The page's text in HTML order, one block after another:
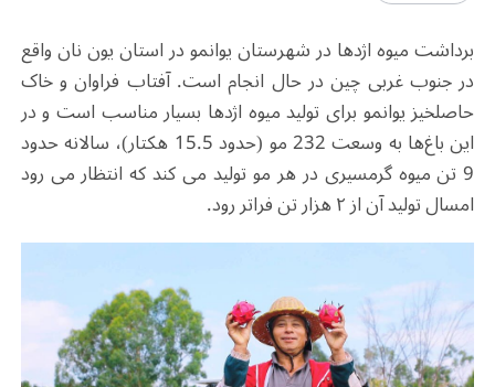
برداشت میوه اژدها در شهرستان یوانمو در استان یون نان واقع
در جنوب غربی چین در حال انجام است. آفتاب فراوان و خاک
حاصلخیز یوانمو برای تولید میوه اژدها بسیار مناسب است و در
این باغ‌ها به وسعت 232 مو (حدود 15.5 هکتار)، سالانه حدود
9 تن میوه گرمسیری در هر مو تولید می کند که انتظار می رود
امسال تولید آن از ۲ هزار تن فراتر رود
.